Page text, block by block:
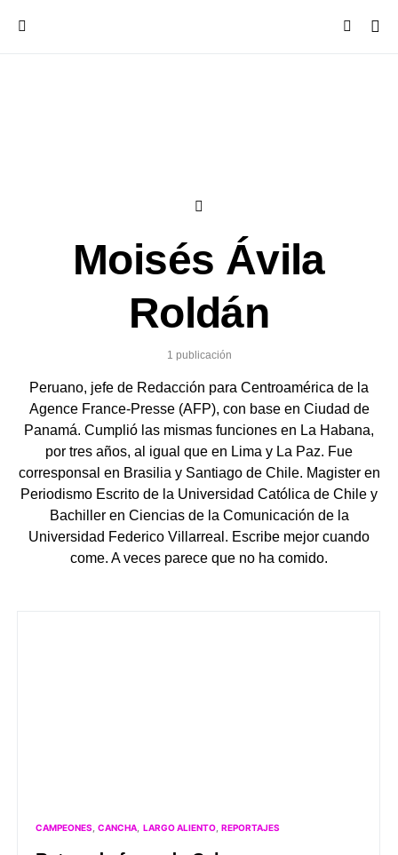
Moisés Ávila
Roldán
1 publicación
Peruano, jefe de Redacción para Centroamérica de la
Agence France-Presse (AFP), con base en Ciudad de
Panamá. Cumplió las mismas funciones en La Habana,
por tres años, al igual que en Lima y La Paz. Fue
corresponsal en Brasilia y Santiago de Chile. Magister en
Periodismo Escrito de la Universidad Católica de Chile y
Bachiller en Ciencias de la Comunicación de la
Universidad Federico Villarreal. Escribe mejor cuando
come. A veces parece que no ha comido.
CAMPEONES CANCHA LARGO ALIENTO REPORTAJES